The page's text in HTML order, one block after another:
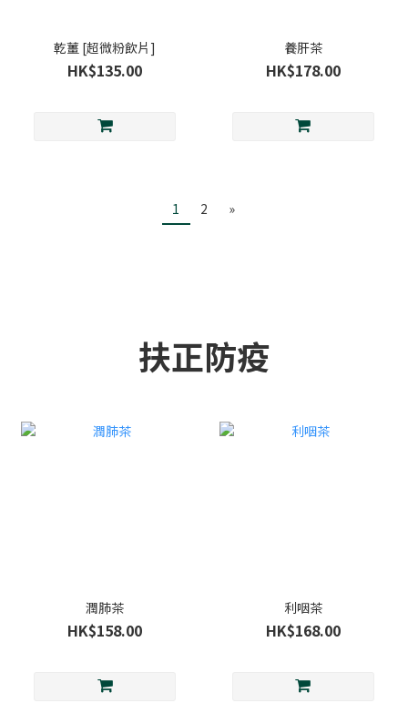
乾薑 [超微粉飲片]
HK$135.00
養肝茶
HK$178.00
1 2 »
扶正防疫
潤肺茶
HK$158.00
利咽茶
HK$168.00